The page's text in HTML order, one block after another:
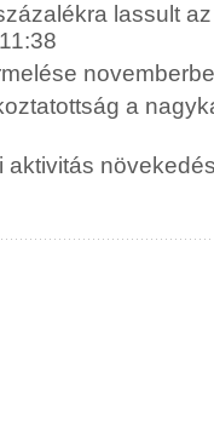
lassult
a